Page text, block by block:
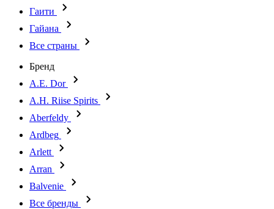
Гаити
Гайана
Все страны
Бренд
A.E. Dor
A.H. Riise Spirits
Aberfeldy
Ardbeg
Arlett
Arran
Balvenie
Все бренды